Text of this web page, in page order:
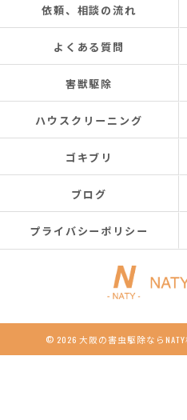
依頼、相談の流れ
よくある質問
害獣駆除
ハウスクリーニング
ゴキブリ
ブログ
プライバシーポリシー
© 2026 大阪の害虫駆除ならNATY株